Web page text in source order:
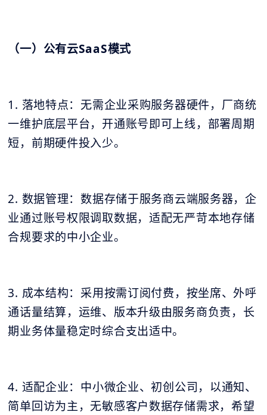
（一）公有云SaaS模式
1. 落地特点：无需企业采购服务器硬件，厂商统
一维护底层平台，开通账号即可上线，部署周期
短，前期硬件投入少。
2. 数据管理：数据存储于服务商云端服务器，企
业通过账号权限调取数据，适配无严苛本地存储
合规要求的中小企业。
3. 成本结构：采用按需订阅付费，按坐席、外呼
通话量结算，运维、版本升级由服务商负责，长
期业务体量稳定时综合支出适中。
4. 适配企业：中小微企业、初创公司，以通知、
简单回访为主，无敏感客户数据存储需求，希望